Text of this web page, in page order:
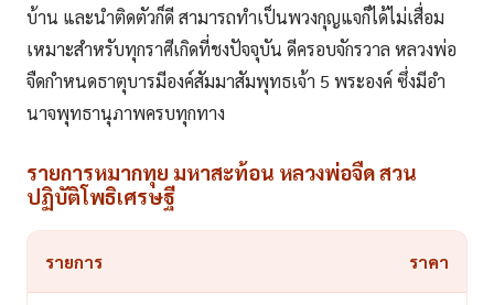
บ้าน และนำติดตัวก็ดี สามารถทำเป็นพวงกุญแจก็ได้ไม่เสื่อม
เหมาะสำหรับทุกราศีเกิดที่ชงปัจจุบัน ดีครอบจักรวาล หลวงพ่อ
จืดกำหนดธาตุบารมีองค์สัมมาสัมพุทธเจ้า 5 พระองค์ ซึ่งมีอำ
นาจพุทธานุภาพครบทุกทาง
รายการหมากทุย มหาสะท้อน หลวงพ่อจืด สวน
ปฏิบัติโพธิเศรษฐี
รายการ ราคา